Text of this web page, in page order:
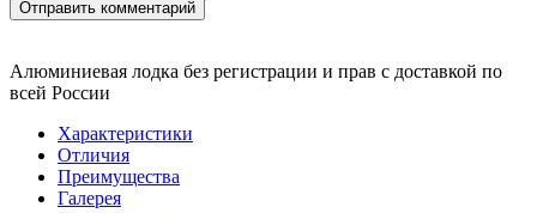
Алюминиевая лодка без регистрации и прав с доставкой по
всей России
Характеристики
Отличия
Преимущества
Галерея